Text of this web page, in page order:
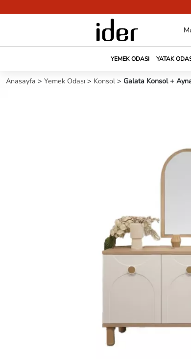
YEMEK ODASI YATAK
Anasayfa > Yemek Odası > Konsol > Galata Konsol +